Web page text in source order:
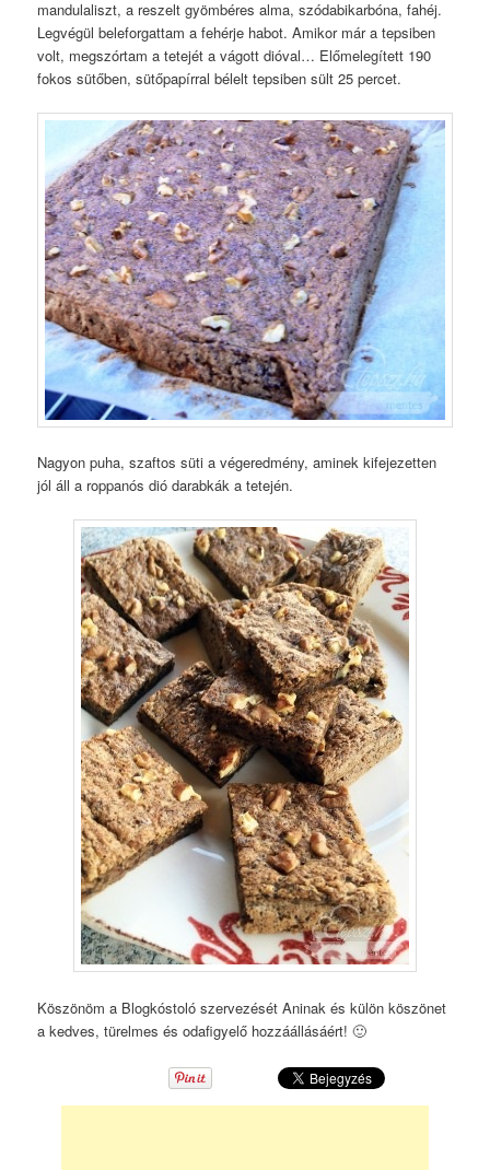
mandulaliszt, a reszelt gyömbéres alma, szódabikarbóna, fahéj.
Legvégül beleforgattam a fehérje habot. Amikor már a tepsiben
volt, megszórtam a tetejét a vágott dióval… Előmelegített 190
fokos sütőben, sütőpapírral bélelt tepsiben sült 25 percet.
Nagyon puha, szaftos süti a végeredmény, aminek kifejezetten
jól áll a roppanós dió darabkák a tetején.
Köszönöm a Blogkóstoló szervezését Aninak és külön köszönet
a kedves, türelmes és odafigyelő hozzáállásáért! 🙂